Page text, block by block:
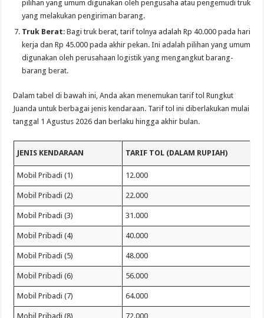
pilihan yang umum digunakan oleh pengusaha atau pengemudi truk
yang melakukan pengiriman barang.
Truk Berat: Bagi truk berat, tarif tolnya adalah Rp 40.000 pada hari
kerja dan Rp 45.000 pada akhir pekan. Ini adalah pilihan yang umum
digunakan oleh perusahaan logistik yang mengangkut barang-
barang berat.
Dalam tabel di bawah ini, Anda akan menemukan tarif tol Rungkut
Juanda untuk berbagai jenis kendaraan. Tarif tol ini diberlakukan mulai
tanggal 1 Agustus 2026 dan berlaku hingga akhir bulan.
JENIS KENDARAAN TARIF TOL (DALAM RUPIAH)
Mobil Pribadi (1) 12.000
Mobil Pribadi (2) 22.000
Mobil Pribadi (3) 31.000
Mobil Pribadi (4) 40.000
Mobil Pribadi (5) 48.000
Mobil Pribadi (6) 56.000
Mobil Pribadi (7) 64.000
Mobil Pribadi (8) 72.000